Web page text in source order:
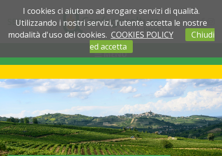
SEDI
MENU
I cookies ci aiutano ad erogare servizi di qualità.
Utilizzando i nostri servizi, l'utente accetta le nostre
modalità d'uso dei cookies. COOKIES POLICY
Chiudi
ed accetta